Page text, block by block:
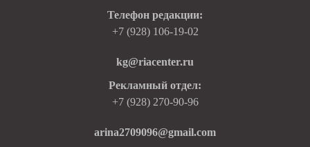
Телефон редакции:
+7 (928) 106-19-02
kg@riacenter.ru
Рекламный отдел:
+7 (928) 270-90-96
arina2709096@gmail.com